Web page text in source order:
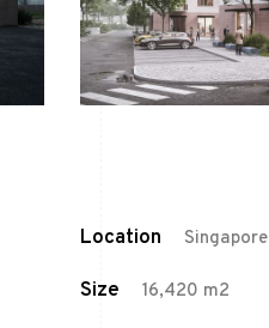
Location Singapore
Size 16,420 m2